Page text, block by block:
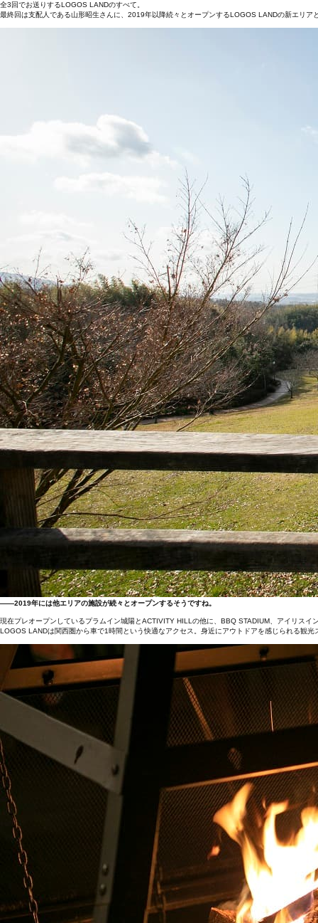
全3回でお送りするLOGOS LANDのすべて。
最終回は支配人である山形昭生さんに、2019年以降続々とオープンするLOGOS LANDの新エリア
――2019年には他エリアの施設が続々とオープンするそうですね。
現在プレオープンしているプラムイン城陽とACTIVITY HILLの他に、BBQ STADIUM、アイリス
LOGOS LANDは関西圏から車で1時間という快適なアクセス。身近にアウトドアを感じられる観